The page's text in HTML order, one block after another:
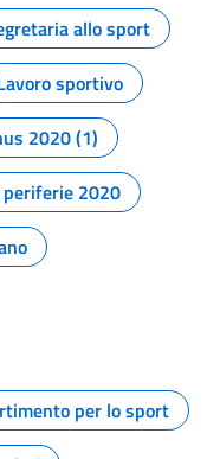
allo sport
sportivo
2020 (1)
2020
per lo sport